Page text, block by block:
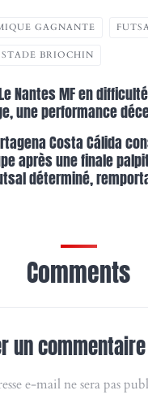
GAGNANTE
STADE BRIOCHIN
Nantes MF en
une performance
Costa Cálida
après une finale
déterminé,
Comments
un commentaire
e-mail ne sera pas